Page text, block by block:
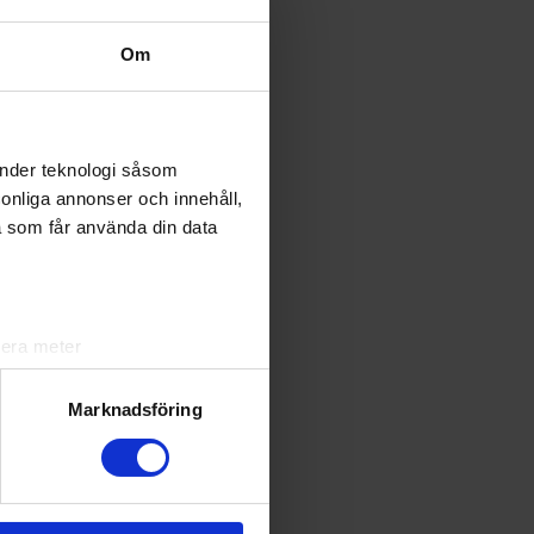
Om
teknologi såsom
annonser och innehåll,
får använda din data
meter
. Du kan ändra
information från din enhet
Marknadsföring
har